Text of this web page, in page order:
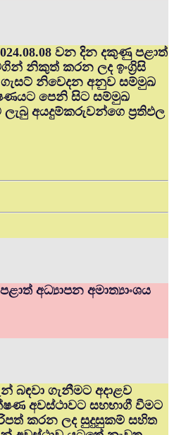
වන දින දකුණු පළාත්
නිකුත් කරන ලද ඉංග්‍රිසි
ගැසට් නිවෙදන අනුව සම්මුඛ
පෙනි සිට සම්මුඛ
අයදුම්කරුවන්ගෙ ප්‍රතිඵල
අධ්‍යාපන අමාත්‍යාංශය
බඳවා ගැනීමට අදාළව
අවස්ථාවට සහභාගී වීමට
කරන ලද සුදුසුකම් සහිත